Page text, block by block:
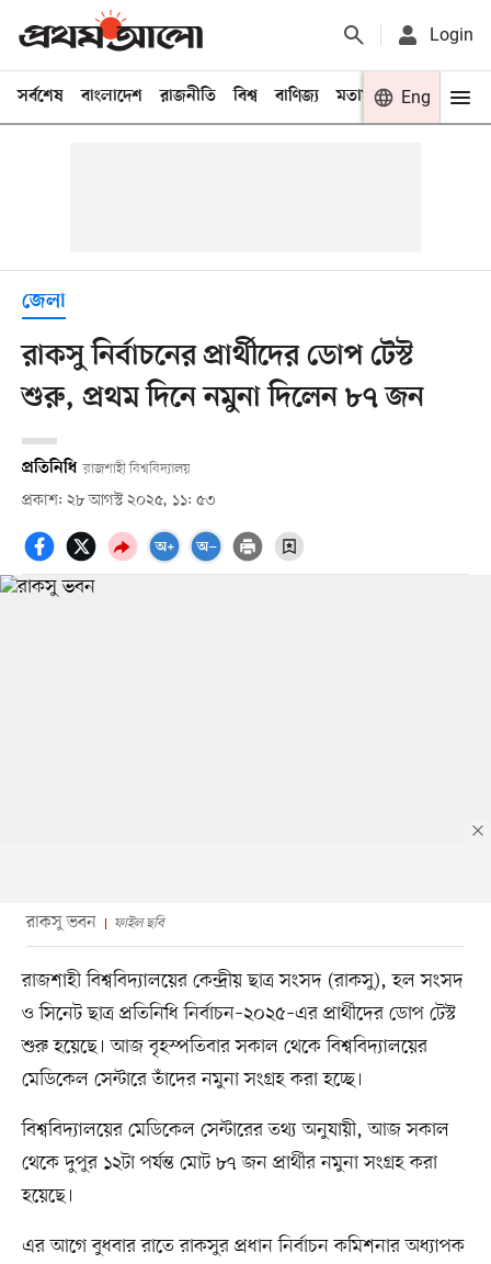
Login
সর্বশেষ বাংলাদেশ রাজনীতি বিশ্ব বাণিজ্য মতামত খেলা
Eng
জেলা
রাকসু নির্বাচনের প্রার্থীদের ডোপ টেস্ট
শুরু, প্রথম দিনে নমুনা দিলেন ৮৭ জন
প্রতিনিধি রাজশাহী বিশ্ববিদ্যালয়
প্রকাশ: ২৮ আগস্ট ২০২৫, ১১: ৫৩
রাকসু ভবন ফাইল ছবি
রাজশাহী বিশ্ববিদ্যালয়ের কেন্দ্রীয় ছাত্র সংসদ (রাকসু), হল সংসদ
ও সিনেট ছাত্র প্রতিনিধি নির্বাচন–২০২৫–এর প্রার্থীদের ডোপ টেস্ট
শুরু হয়েছে। আজ বৃহস্পতিবার সকাল থেকে বিশ্ববিদ্যালয়ের
মেডিকেল সেন্টারে তাঁদের নমুনা সংগ্রহ করা হচ্ছে।
বিশ্ববিদ্যালয়ের মেডিকেল সেন্টারের তথ্য অনুযায়ী, আজ সকাল
থেকে দুপুর ১২টা পর্যন্ত মোট ৮৭ জন প্রার্থীর নমুনা সংগ্রহ করা
হয়েছে।
এর আগে বুধবার রাতে রাকসুর প্রধান নির্বাচন কমিশনার অধ্যাপক